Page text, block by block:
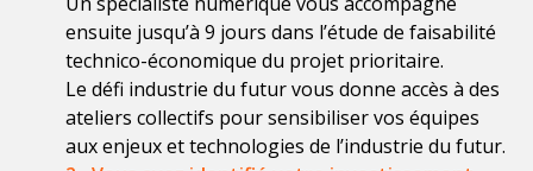
ensuite jusqu’à 9 jours dans l’étude de faisabilité
technico-économique du projet prioritaire.
Le défi industrie du futur vous donne accès à des
ateliers collectifs pour sensibiliser vos équipes
aux enjeux et technologies de l’industrie du futur.